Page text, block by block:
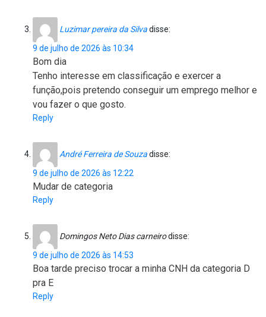
Luzimar pereira da Silvadisse:
9 de julho de 2026 às 10:34
Bom dia
Tenho interesse em classificação e exercer a
função,pois pretendo conseguir um emprego melhor e
vou fazer o que gosto.
Reply
André Ferreira de Souzadisse:
9 de julho de 2026 às 12:22
Mudar de categoria
Reply
Domingos Neto Dias carneirodisse:
9 de julho de 2026 às 14:53
Boa tarde preciso trocar a minha CNH da categoria D
pra E
Reply